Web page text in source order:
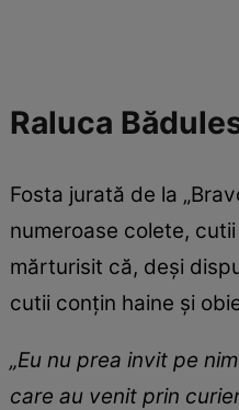
Raluca
Fosta jurată de la
numeroase colete,
mărturisit că, deși
cutii conțin haine și
„Eu nu prea invit pe
care au venit prin